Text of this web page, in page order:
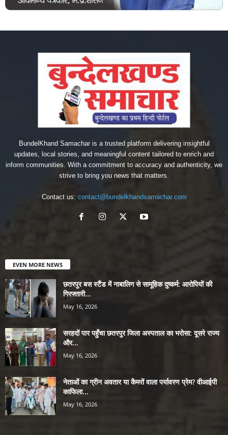
BundelKhand Samachar is a trusted platform delivering insightful
updates, local stories, and meaningful content tailored to enrich and
inform communities. With a commitment to accuracy and authenticity, we
strive to bring you news that matters.
Contact us: contact@bundelkhandsamachar.com
EVEN MORE NEWS
छतरपुर बस स्टैंड में नाबालिग से सामूहिक दुष्कर्म: आरोपियों की
गिरफ्तारी...
May 16, 2026
सरहदों पार पहुँचा छतरपुर जिला अस्पताल का भरोसा: दूसरे राज्य
और...
May 16, 2026
नेताओं का ग्रीन अवतार या कैमरों वाला पर्यावरण प्रेम? वीआईपी
काफिला...
May 16, 2026